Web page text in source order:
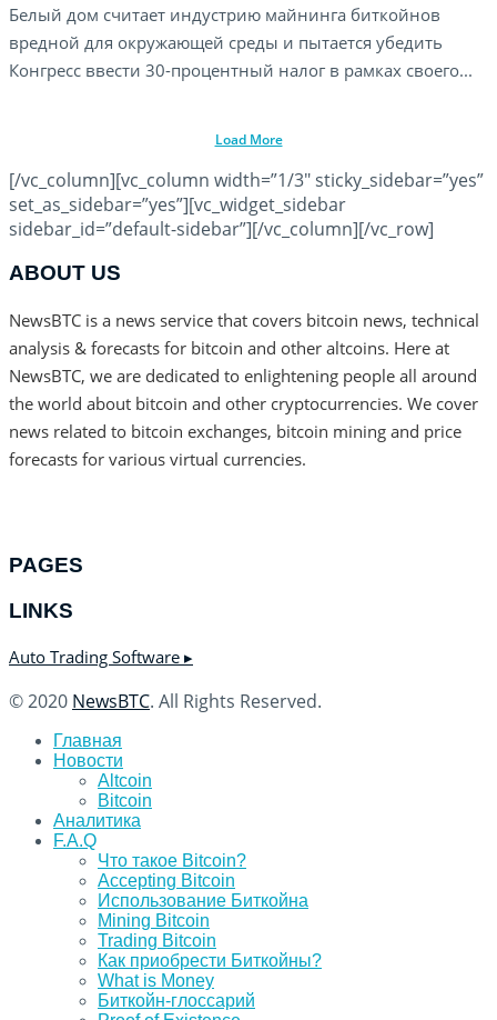
Белый дом считает индустрию майнинга биткойнов
вредной для окружающей среды и пытается убедить
Конгресс ввести 30-процентный налог в рамках своего...
Load More
[/vc_column][vc_column width=”1/3″ sticky_sidebar=”yes”
set_as_sidebar=”yes”][vc_widget_sidebar
sidebar_id=”default-sidebar”][/vc_column][/vc_row]
ABOUT US
NewsBTC is a news service that covers bitcoin news, technical
analysis & forecasts for bitcoin and other altcoins. Here at
NewsBTC, we are dedicated to enlightening people all around
the world about bitcoin and other cryptocurrencies. We cover
news related to bitcoin exchanges, bitcoin mining and price
forecasts for various virtual currencies.
PAGES
LINKS
Auto Trading Software ▸
© 2020 NewsBTC. All Rights Reserved.
Главная
Новости
Altcoin
Bitcoin
Аналитика
F.A.Q
Что такое Bitcoin?
Accepting Bitcoin
Использование Биткойна
Mining Bitcoin
Trading Bitcoin
Как приобрести Биткойны?
What is Money
Биткойн-глоссарий